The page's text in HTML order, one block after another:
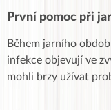
První pomoc při
Během jarního
infekce objevují ve
mohli brzy užívat